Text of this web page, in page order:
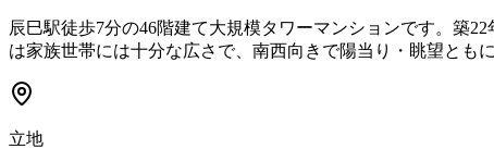
辰巳駅徒歩7分の46階建て大規模タワーマンションです。築
は家族世帯には十分な広さで、南西向きで陽当り・眺望とも
立地